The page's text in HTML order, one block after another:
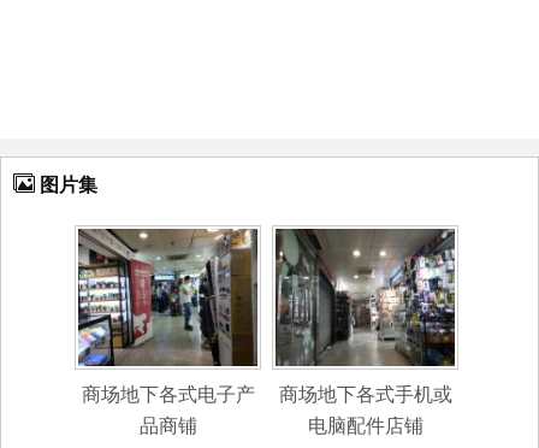
图片集
商场地下各式电子产
品商铺
商场地下各式手机或
电脑配件店铺